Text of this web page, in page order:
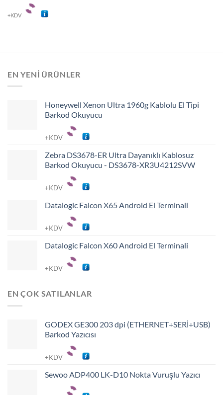
+KDV
EN YENI ÜRÜNLER
Honeywell Xenon Ultra 1960g Kablolu El Tipi
Barkod Okuyucu
+KDV
Zebra DS3678-ER Ultra Dayanıklı Kablosuz
Barkod Okuyucu - DS3678-XR3U4212SVW
+KDV
Datalogic Falcon X65 Android El Terminali
+KDV
Datalogic Falcon X60 Android El Terminali
+KDV
EN ÇOK SATILANLAR
GODEX GE300 203 dpi (ETHERNET+SERİ+USB)
Barkod Yazıcısı
+KDV
Sewoo ADP400 LK-D10 Nokta Vuruşlu Yazıcı